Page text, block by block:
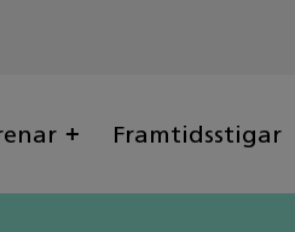
Framtidsstigar